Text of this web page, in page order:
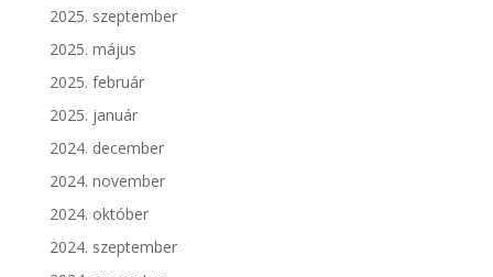
2025. szeptember
2025. május
2025. február
2025. január
2024. december
2024. november
2024. október
2024. szeptember